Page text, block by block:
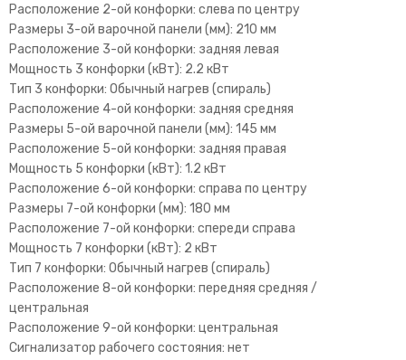
Расположение 2-ой конфорки: слева по центру
Размеры 3-ой варочной панели (мм): 210 мм
Расположение 3-ой конфорки: задняя левая
Мощность 3 конфорки (кВт): 2.2 кВт
Тип 3 конфорки: Обычный нагрев (спираль)
Расположение 4-ой конфорки: задняя средняя
Размеры 5-ой варочной панели (мм): 145 мм
Расположение 5-ой конфорки: задняя правая
Мощность 5 конфорки (кВт): 1.2 кВт
Расположение 6-ой конфорки: справа по центру
Размеры 7-ой конфорки (мм): 180 мм
Расположение 7-ой конфорки: спереди справа
Мощность 7 конфорки (кВт): 2 кВт
Тип 7 конфорки: Обычный нагрев (спираль)
Расположение 8-ой конфорки: передняя средняя /
центральная
Расположение 9-ой конфорки: центральная
Сигнализатор рабочего состояния: нет